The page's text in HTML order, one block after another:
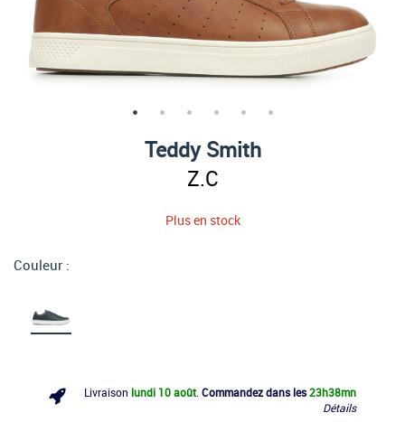
Teddy Smith
Z.C
Plus en stock
Couleur :
Livraison lundi 10 août Commandez dans les23h38mn
Détails